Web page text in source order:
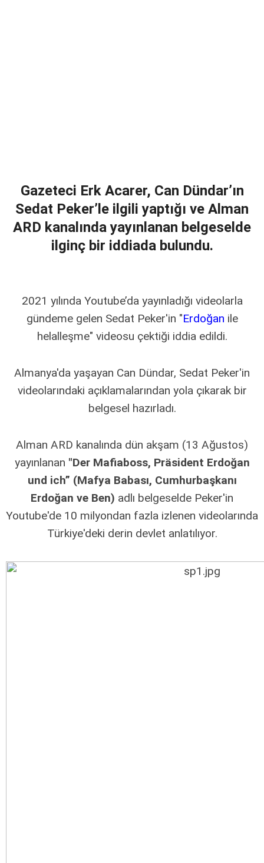
Gazeteci Erk Acarer, Can Dündar’ın
Sedat Peker’le ilgili yaptığı ve Alman
ARD kanalında yayınlanan belgeselde
ilginç bir iddiada bulundu.
2021 yılında Youtube’da yayınladığı videolarla
gündeme gelen Sedat Peker'in "Erdoğan ile
helalleşme" videosu çektiği iddia edildi.
Almanya'da yaşayan Can Dündar, Sedat Peker'in
videolarındaki açıklamalarından yola çıkarak bir
belgesel hazırladı.
Alman ARD kanalında dün akşam (13 Ağustos)
yayınlanan "Der Mafiaboss, Präsident Erdoğan
und ich” (Mafya Babası, Cumhurbaşkanı
Erdoğan ve Ben) adlı belgeselde Peker'in
Youtube'de 10 milyondan fazla izlenen videolarında
Türkiye'deki derin devlet anlatılıyor.